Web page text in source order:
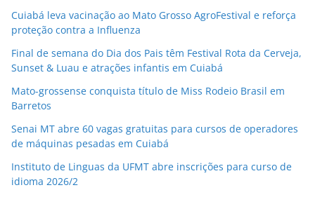
Cuiabá leva vacinação ao Mato Grosso AgroFestival e reforça
proteção contra a Influenza
Final de semana do Dia dos Pais têm Festival Rota da Cerveja,
Sunset & Luau e atrações infantis em Cuiabá
Mato-grossense conquista título de Miss Rodeio Brasil em
Barretos
Senai MT abre 60 vagas gratuitas para cursos de operadores
de máquinas pesadas em Cuiabá
Instituto de Linguas da UFMT abre inscrições para curso de
idioma 2026/2